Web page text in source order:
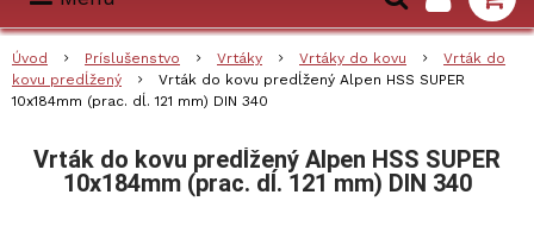
Úvod Príslušenstvo Vrtáky Vrtáky do kovu
Vrták do
kovu predĺžený
Vrták do kovu predĺžený Alpen HSS SUPER
10x184mm (prac. dĺ. 121 mm) DIN 340
Vrták do kovu predĺžený Alpen HSS SUPER
10x184mm (prac. dĺ. 121 mm) DIN 340